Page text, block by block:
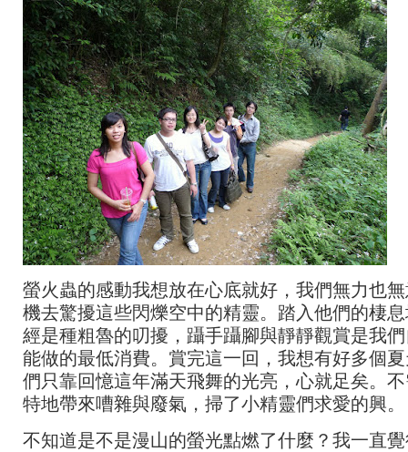
螢火蟲的感動我想放在心底就好，我們無力也
機去驚擾這些閃爍空中的精靈。踏入他們的棲
經是種粗魯的叨擾，躡手躡腳與靜靜觀賞是我
能做的最低消費。賞完這一回，我想有好多個
們只靠回憶這年滿天飛舞的光亮，心就足矣。
特地帶來嘈雜與廢氣，掃了小精靈們求愛的興。
不知道是不是漫山的螢光點燃了什麼？我一直